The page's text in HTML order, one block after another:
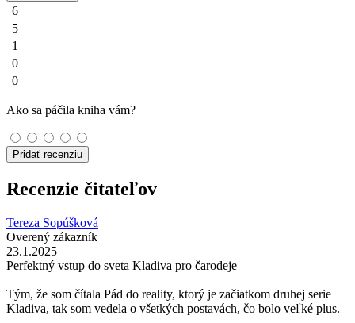
6
5
1
0
0
Ako sa páčila kniha vám?
Pridať recenziu
Recenzie čitateľov
Tereza Sopúšková
Overený zákazník
23.1.2025
Perfektný vstup do sveta Kladiva pro čarodeje
Tým, že som čítala Pád do reality, ktorý je začiatkom druhej serie
Kladiva, tak som vedela o všetkých postavách, čo bolo veľké plus.